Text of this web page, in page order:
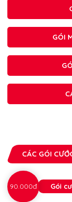
GÓI
CÁC GÓI
90.000đ Gói